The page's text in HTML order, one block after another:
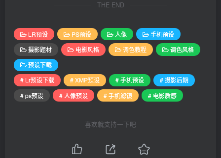
THE END
LR预设 PS预设 人像
手机预设
摄影题材
电影风格 调色教程
调色风格
预设下载
# Lr预设下载
# XMP预设 # 手机预设
# 摄影后期
# ps预设
# 人像预设 # 手机滤镜 # 电影质感
喜欢就支持一下吧